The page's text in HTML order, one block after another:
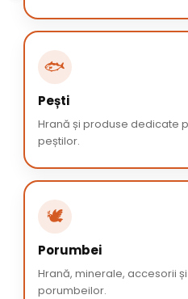
🐟
Pești
Hrană și produse dedicate
peștilor.
🕊️
Porumbei
Hrană, minerale, accesorii
porumbeilor.